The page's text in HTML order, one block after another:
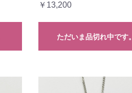
￥13,200
ただいま品切れ中です。